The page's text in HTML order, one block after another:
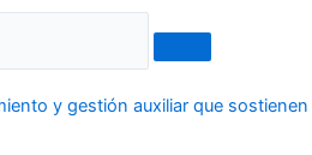
y gestión auxiliar que sostienen